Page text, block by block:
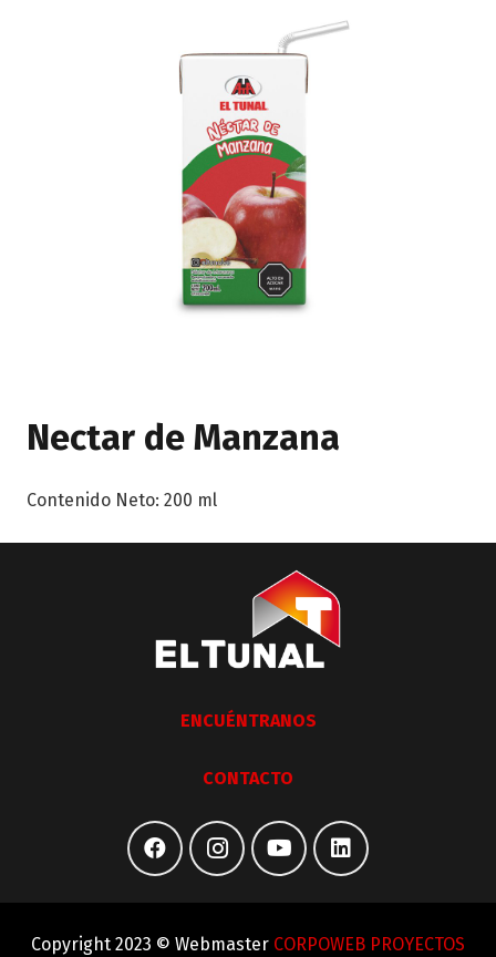
Nectar de Manzana
Contenido Neto: 200 ml
ENCUÉNTRANOS
CONTACTO
Copyright 2023 © Webmaster CORPOWEB PROYECTOS